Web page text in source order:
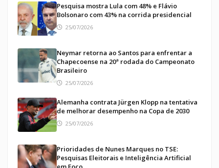
Pesquisa mostra Lula com 48% e Flávio
Bolsonaro com 43% na corrida presidencial
25/07/2026
Neymar retorna ao Santos para enfrentar a
Chapecoense na 20ª rodada do Campeonato
Brasileiro
25/07/2026
Alemanha contrata Jürgen Klopp na tentativa
de melhorar desempenho na Copa de 2030
25/07/2026
Prioridades de Nunes Marques no TSE:
Pesquisas Eleitorais e Inteligência Artificial